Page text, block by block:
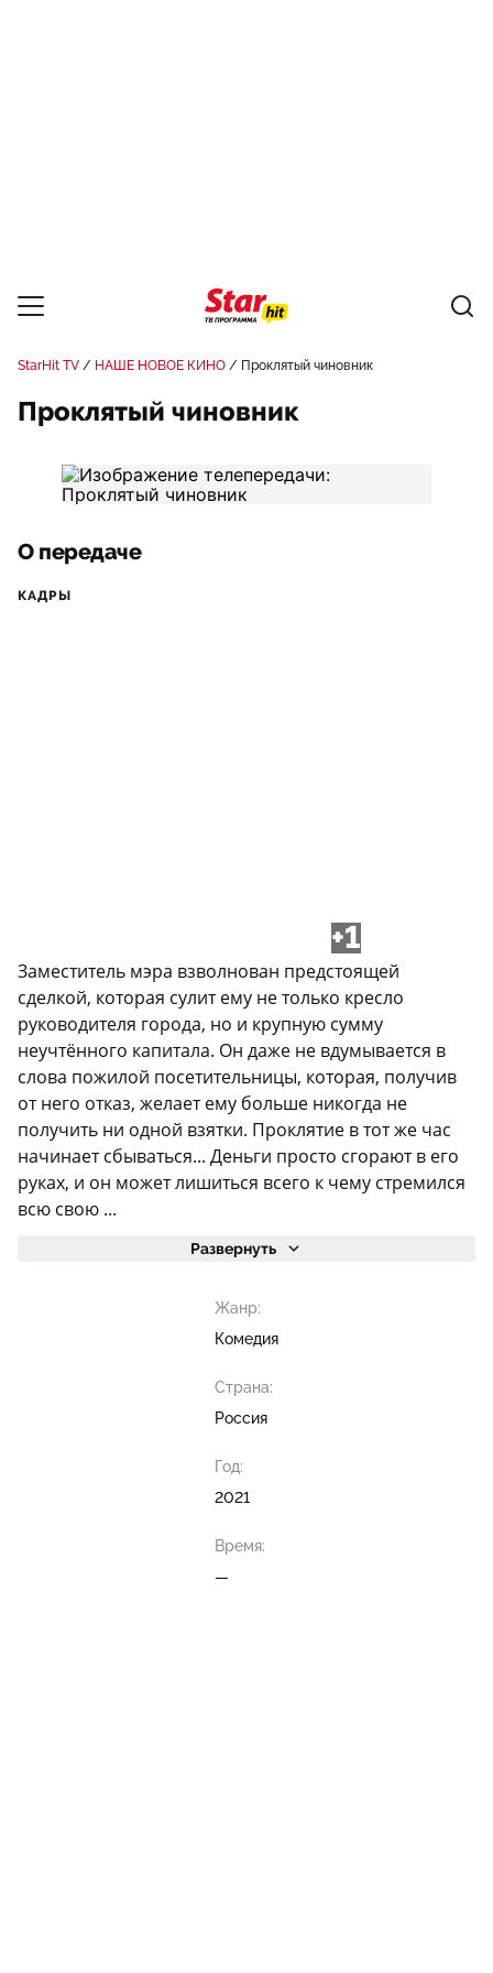
StarHit TV НАШЕ НОВОЕ КИНО Проклятый чиновник
Проклятый чиновник
О передаче
КАДРЫ
+1
Заместитель мэра взволнован предстоящей
сделкой, которая сулит ему не только кресло
руководителя города, но и крупную сумму
неучтённого капитала. Он даже не вдумывается в
слова пожилой посетительницы, которая, получив
от него отказ, желает ему больше никогда не
получить ни одной взятки. Проклятие в тот же час
начинает сбываться... Деньги просто сгорают в его
руках, и он может лишиться всего к чему стремился
всю свою ...
Развернуть
Жанр:
Комедия
Страна:
Россия
Год:
2021
Время:
—